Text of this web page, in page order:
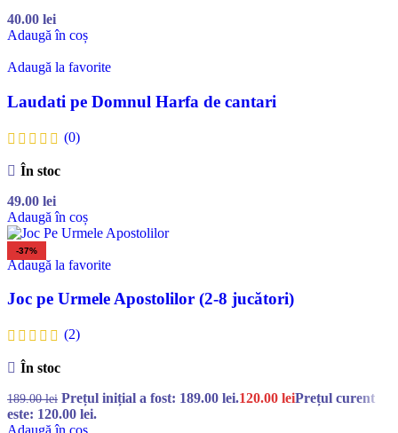
40.00 lei
Adaugă în coș
Adaugă la favorite
Laudati pe Domnul Harfa de cantari
(0)
În stoc
49.00 lei
Adaugă în coș
-37%
Adaugă la favorite
Joc pe Urmele Apostolilor (2-8 jucători)
(2)
În stoc
189.00lei Prețul inițial a fost: 189.00 lei.120.00 leiPrețul curent
este: 120.00 lei.
Adaugă în coș